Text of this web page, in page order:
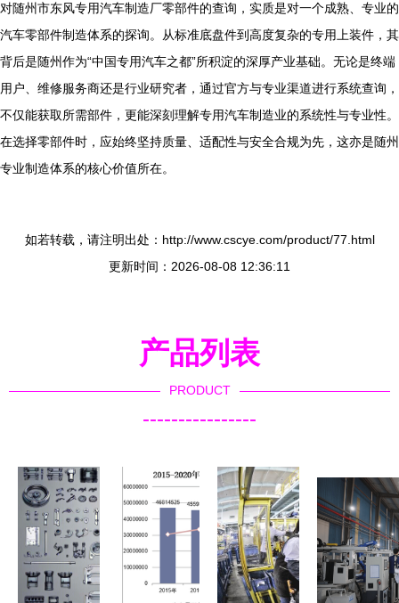
对随州市东风专用汽车制造厂零部件的查询，实质是对一个成熟、专业的
汽车零部件制造体系的探询。从标准底盘件到高度复杂的专用上装件，其
背后是随州作为“中国专用汽车之都”所积淀的深厚产业基础。无论是终端
用户、维修服务商还是行业研究者，通过官方与专业渠道进行系统查询，
不仅能获取所需部件，更能深刻理解专用汽车制造业的系统性与专业性。
在选择零部件时，应始终坚持质量、适配性与安全合规为先，这亦是随州
专业制造体系的核心价值所在。
如若转载，请注明出处：http://www.cscye.com/product/77.html
更新时间：2026-08-08 12:36:11
产品列表
PRODUCT
----------------